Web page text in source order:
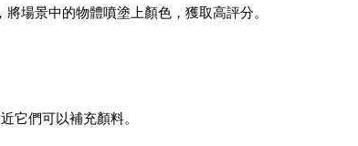
場景中的物體噴塗上顏色，獲取高評分。
它們可以補充顏料。